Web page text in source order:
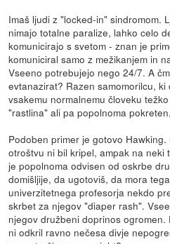
Imaš ljudi z "locked-in" sindromom.
nimajo totalne paralize, lahko celo
komunicirajo s svetom - znan je
komuniciral samo z mežikanjem in
Vseeno potrebujejo nego 24/7. A
evtanazirat? Razen samomorilcu,
vsakemu normalnemu človeku
"rastlina" ali pa popolnoma
Podoben primer je gotovo
otroštvu ni bil kripel, ampak na neki
je popolnoma odvisen od oskrbe
domišljije, da ugotoviš, da mora
univerzitetnega profesorja nekdo
skrbet za njegov "diaper rash".
njegov družbeni doprinos
ni odkril ravno nečesa divje